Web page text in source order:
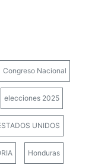
Congreso Nacional
elecciones 2025
UNIDOS
Honduras